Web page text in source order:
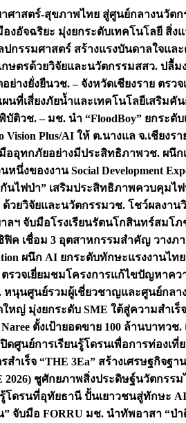
าศาสตร์-สุขภาพไทย สู่ศูนย์กลางนวัต
องอัจฉริยะ มุ่งยกระดับเทคโนโลยี สิ่
รรมศาสตร์ สร้างแรงบันดาลใจแล
ษตรด้วยวิจัยและนวัตกรรมสสว. ปลื้ม
ย่างยั่งยืนวช. – จังหวัดเชียงราย ตร
ที่เสี่ยงภัยน้ำและเทคโนโลยีเสริมคั
บัติวช. – มช. นำ “FloodBoy” ยกระดั
Plus/AI ให้ ต.นางแล จ.เชียงร
ออุทกภัยอย่างมีประสิทธิภาพวช. ผนึก
งของงาน Social Development
นไฟป่า” เสริมประสิทธิภาพควบคุมไ
วยวิจัยและนวัตกรรมวช. โชว์ผลงาน
ลฯ จับมือโรงเรียนรัตนโกสินทร์สมโ
ฟิค เชื่อม 3 อุตสาหกรรมสำคัญ วาง
ผนึก AI ยกระดับทักษะแรงงานไ
รวจเยี่ยมชมโครงการแก้ไขปัญหาคว
. หนุนศูนย์รวมผู้เชี่ยวชาญและศูนย์ก
หญ่ มุ่งยกระดับ SME ใต้สู่ความสำเ
ตั้งเป้ายอดขาย 100 ล้านบาทวช.
ศูนย์การเรียนรู้โดรนเพื่อการท่องเที่
ำเร็จ “THE 3Ea” สร้างเศรษฐกิจฐ
2026) ชูศักยภาพสิ่งประดิษฐ์นวัตกรร
โดรนที่อุทัยธานี ปั้นเยาวชนสู่ทักษะ
” จับมือ FORRU มช. นำทัพอาสา “ป่